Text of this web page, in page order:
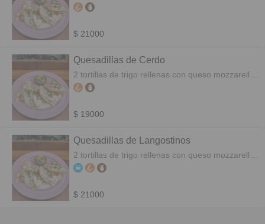
champignones y cebolla de verdeo.
$ 21000
Quesadillas de Cerdo
2 tortillas de trigo rellenas con queso mozzarella,
carne de cerdo y cebolla de verdeo.
$ 19000
Quesadillas de Langostinos
2 tortillas de trigo rellenas con queso mozzarella,
langostinos y cebolla de verdeo.
$ 21000